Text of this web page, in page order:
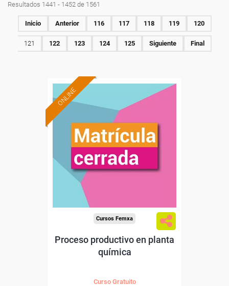
Resultados 1441 - 1452 de 1561
Inicio Anterior 116 117 118 119 120
121 122 123 124 125 Siguiente Final
ONLINE
Cursos Femxa
Proceso productivo en planta
química
Curso Gratuito